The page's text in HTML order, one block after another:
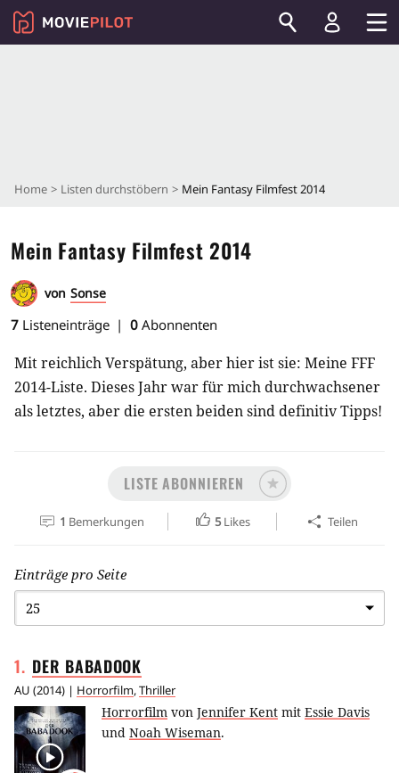
Home Listen durchstöbern Mein Fantasy Filmfest 2014
Mein Fantasy Filmfest 2014
von Sonse
7 Listeneinträge 0 Abonnenten
Mit reichlich Verspätung, aber hier ist sie: Meine FFF
2014-Liste. Dieses Jahr war für mich durchwachsener
als letztes, aber die ersten beiden sind definitiv Tipps!
LISTE ABONNIEREN
1 Bemerkungen 5 Likes Teilen
Einträge pro Seite
1. DER BABADOOK
AU (2014) | Horrorfilm,Thriller
Horrorfilm von Jennifer Kent mit Essie Davis
und Noah Wiseman.